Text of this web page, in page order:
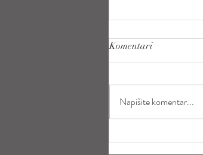
Komentari
Napišite komentar...